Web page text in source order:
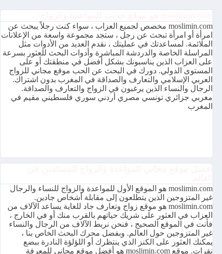
moslimin.com مخصص لجميع العزاب ، سواء كنت رجلاً يبحث عن
امرأة أو امرأة تبحث عن رجل ، ستجد مجموعة واسعة من الإعلانات
الملائمة. لمساعدتك في عمليتك ، نقدم العديد من الأدوات مثل
المراسلة الخاصة والدردشة المباشرة وأدوات البحث للعثور بسرعة
على العزاب الذين يناسبونك بشكل أفضل في منطقتك أو على
المستوى الدولي. دورك في البحث عن الحب موقع مجاني للزواج
العربي الإسلامي والتعارف والصداقة في المغرب بدون اشتراك.
الرجال والنساء الذين يرغبون في الزواج والتعارف والصداقة.
مغربي جزائري تونسي مصري أردني سوري فلسطيني مقيم في
المغرب
moslimin.com هو الموقع الأول للمواعدة والزواج للنساء والرجال
غير المتزوجين الذين يتطلعون إلى مقابلة أشخاص جادين.
moslimin.com هو موقع زواج وتعارف جاد للغاية يساعد الآلاف من
العزاب في العثور على شريك حياتهم بالقرب منك أو في الخارج ،
فأنت في الموقع الصحيح ، فنحن نربط الآلاف من الرجال والنساء
غير المتزوجين حول العالم. وبفضل محرك البحث الخاص بنا ،
يمكنك العثور على الكنز الذي ينتظرك أو اللؤلؤة النادرة ببضع
نقرات. موقع moslimin.com هو أفضل موقع مجاني للمعرفة